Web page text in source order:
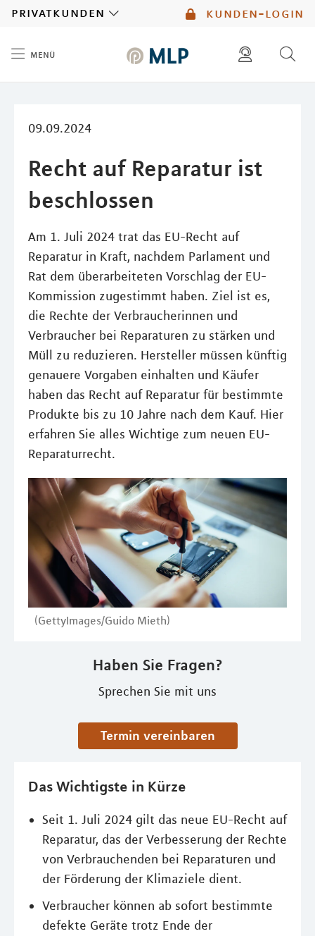
kunden-login
privatkunden
menü
09.09.2024
Recht auf Reparatur ist
beschlossen
Am 1. Juli 2024 trat das EU-Recht auf
Reparatur in Kraft, nachdem Parlament und
Rat dem überarbeiteten Vorschlag der EU-
Kommission zugestimmt haben. Ziel ist es,
die Rechte der Verbraucherinnen und
Verbraucher bei Reparaturen zu stärken und
Müll zu reduzieren. Hersteller müssen künftig
genauere Vorgaben einhalten und Käufer
haben das Recht auf Reparatur für bestimmte
Produkte bis zu 10 Jahre nach dem Kauf. Hier
erfahren Sie alles Wichtige zum neuen EU-
Reparaturrecht.
(GettyImages/Guido Mieth)
Haben Sie Fragen?
Sprechen Sie mit uns
Termin vereinbaren
Das Wichtigste in Kürze
Seit 1. Juli 2024 gilt das neue EU-Recht auf
Reparatur, das der Verbesserung der Rechte
von Verbrauchenden bei Reparaturen und
der Förderung der Klimaziele dient.
Verbraucher können ab sofort bestimmte
defekte Geräte trotz Ende der